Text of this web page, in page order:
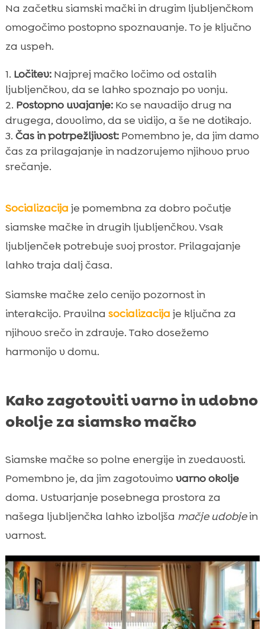
Na začetku siamski mački in drugim ljubljenčkom
omogočimo postopno spoznavanje. To je ključno
za uspeh.
Ločitev:Najprej mačko ločimo od ostalih
ljubljenčkov, da se lahko spoznajo po vonju.
Postopno uvajanje:Ko se navadijo drug na
drugega, dovolimo, da se vidijo, a še ne dotikajo.
Čas in potrpežljivost:Pomembno je, da jim damo
čas za prilagajanje in nadzorujemo njihovo prvo
srečanje.
Socializacija je pomembna za dobro počutje
siamske mačke in drugih ljubljenčkov. Vsak
ljubljenček potrebuje svoj prostor. Prilagajanje
lahko traja dalj časa.
Siamske mačke zelo cenijo pozornost in
interakcijo. Pravilna socializacija je ključna za
njihovo srečo in zdravje. Tako dosežemo
harmonijo v domu.
Kako zagotoviti varno in udobno
okolje za siamsko mačko
Siamske mačke so polne energije in zvedavosti.
Pomembno je, da jim zagotovimo varno okolje
doma. Ustvarjanje posebnega prostora za
našega ljubljenčka lahko izboljša mačje udobjein
varnost.